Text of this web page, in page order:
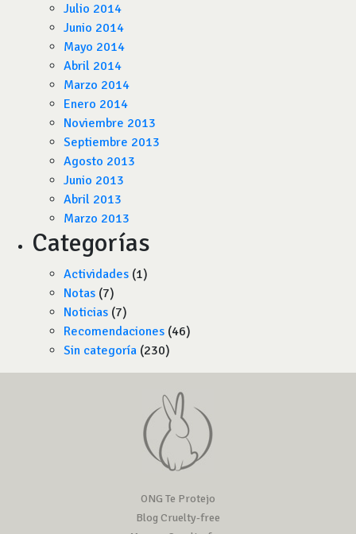
Julio 2014
Junio 2014
Mayo 2014
Abril 2014
Marzo 2014
Enero 2014
Noviembre 2013
Septiembre 2013
Agosto 2013
Junio 2013
Abril 2013
Marzo 2013
Categorías
Actividades (1)
Notas (7)
Noticias (7)
Recomendaciones (46)
Sin categoría (230)
ONG Te Protejo
Blog Cruelty-free